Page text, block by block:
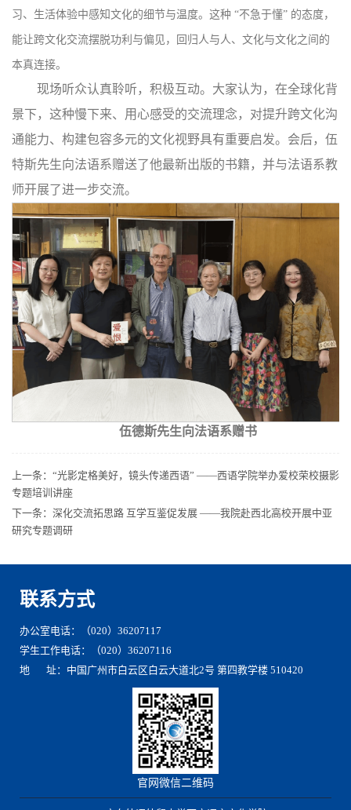
习、生活体验中感知文化的细节与温度。这种 “不急于懂” 的态度，
能让跨文化交流摆脱功利与偏见，回归人与人、文化与文化之间的
本真连接。
现场听众认真聆听， 积极互动。 大家认为，在全球化背
景下，这种慢下来、用心感受的交流理念，对提升跨文化沟
通能力、构建包容多元的文化视野具有重要启发。 会后，伍
特斯先生向法语系赠送了他最新出版的书籍，并与法语系教
师开展了进一步交流。
伍德斯先生向法语系赠书
上一条： “光影定格美好，镜头传递西语” ——西语学院举办爱校荣校摄影
专题培训讲座
下一条： 深化交流拓思路 互学互鉴促发展 ——我院赴西北高校开展中亚
研究专题调研
联系方式
办公室电话：（020）36207117
学生工作电话：（020）36207116
地 址：中国广州市白云区白云大道北2号 第四教学楼 510420
官网微信二维码